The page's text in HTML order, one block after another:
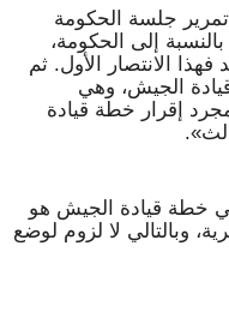
جلسة الحكومة
إلى الحكومة،
الانتصار الأول. ثم
الجيش، وهي
إقرار خطة قيادة
خطة قيادة الجيش هو
وبالتالي لا لزوم لوضع